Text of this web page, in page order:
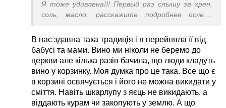
Я тоже удивлена!!! Первый раз слышу за хрен,
соль, масло, расскажите подробнее почему
этом году хочу вино взять, Кагор, даже
этикетка с крестом. Не понимаю почему нельзя
вино??? Потому что алкоголь??? но им же
причащаются в церкви!!! потому считаю что
десертный Кагор в тему будет
В нас здавна така традиція і я перейняла її від
бабусі та мами. Вино ми ніколи не беремо до
церкви але кілька разів бачила, що люди кладуть
вино у корзинку. Моя думка про це така. Все що є
в корзині освячується і його не можна викидати у
сміття. Навіть шкарлупу з яєць не викидають, а
віддають курам чи закопують у землю. А що